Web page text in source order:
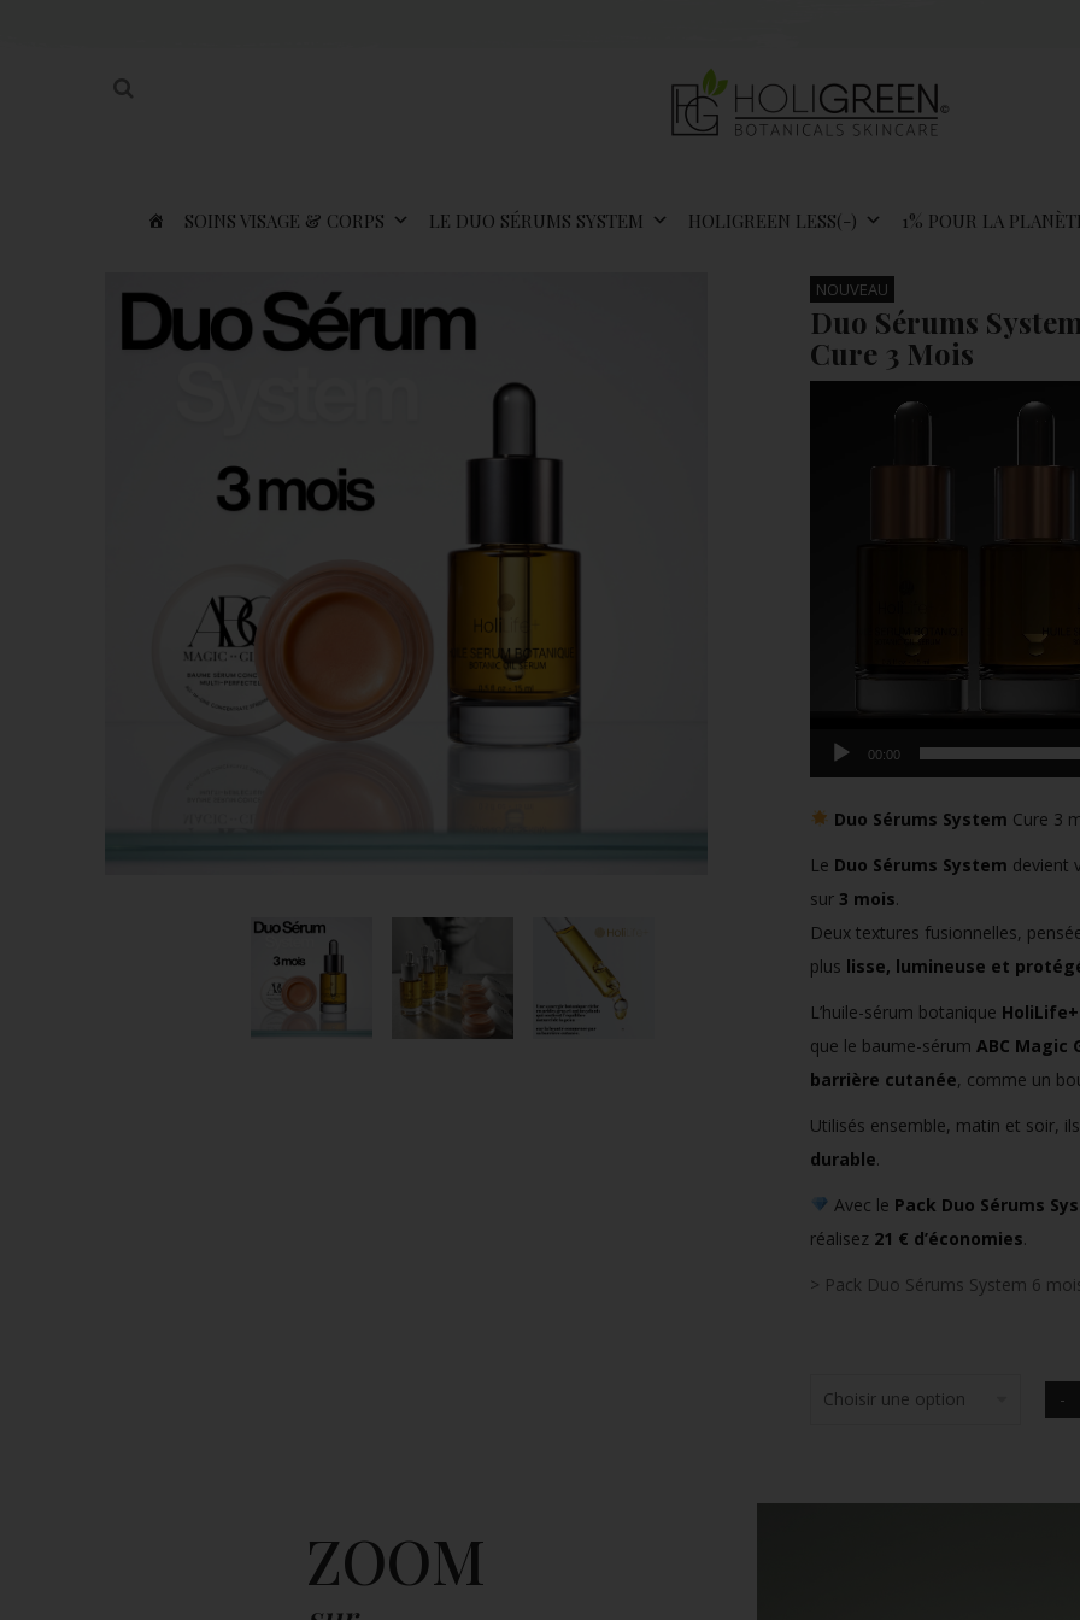
SOINS VISAGE & CORPS LE DUO SÉRUMS SYSTEM HOLIGREEN LESS(-) 1% POUR LA
NOUVEAU
Duo Sérums
Cure 3 Mois
00:00
Duo Sérums System Cure 3
Le Duo Sérums System devient
sur 3 mois.
Deux textures fusionnelles,
plus lisse, lumineuse et
L’huile-sérum botanique HoliLife+
que le baume-sérum ABC Magic
barrière cutanée, comme un
Utilisés ensemble, matin et soir,
durable.
Avec le Pack Duo Sérums
réalisez 21 € d’économies.
> Pack Duo Sérums System 6
ZOOM